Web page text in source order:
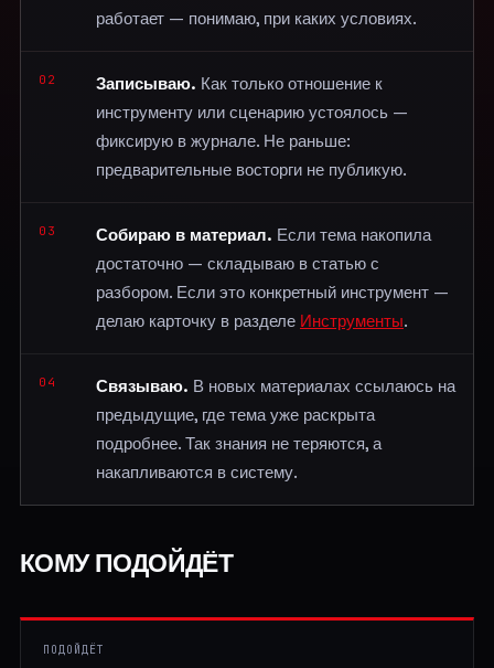
работает — понимаю, при каких условиях.
02 Записываю. Как только отношение к
инструменту или сценарию устоялось —
фиксирую в журнале. Не раньше:
предварительные восторги не публикую.
03 Собираю в материал. Если тема накопила
достаточно — складываю в статью с
разбором. Если это конкретный инструмент —
делаю карточку в разделе Инструменты.
04 Связываю. В новых материалах ссылаюсь на
предыдущие, где тема уже раскрыта
подробнее. Так знания не теряются, а
накапливаются в систему.
КОМУ ПОДОЙДЁТ
ПОДОЙДЁТ